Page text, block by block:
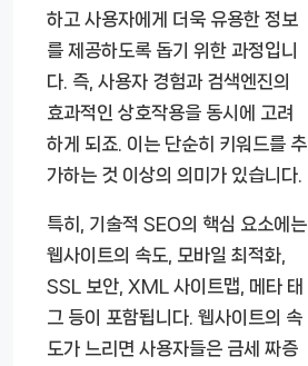
하고 사용자에게 더욱 유용한 정보
를 제공하도록 돕기 위한 과정입니
다. 즉, 사용자 경험과 검색엔진의
효과적인 상호작용을 동시에 고려
하게 되죠. 이는 단순히 키워드를 추
가하는 것 이상의 의미가 있습니다.
특히, 기술적 SEO의 핵심 요소에는
웹사이트의 속도, 모바일 최적화,
SSL 보안, XML 사이트맵, 메타 태
그 등이 포함됩니다. 웹사이트의 속
도가 느리면 사용자들은 금세 짜증